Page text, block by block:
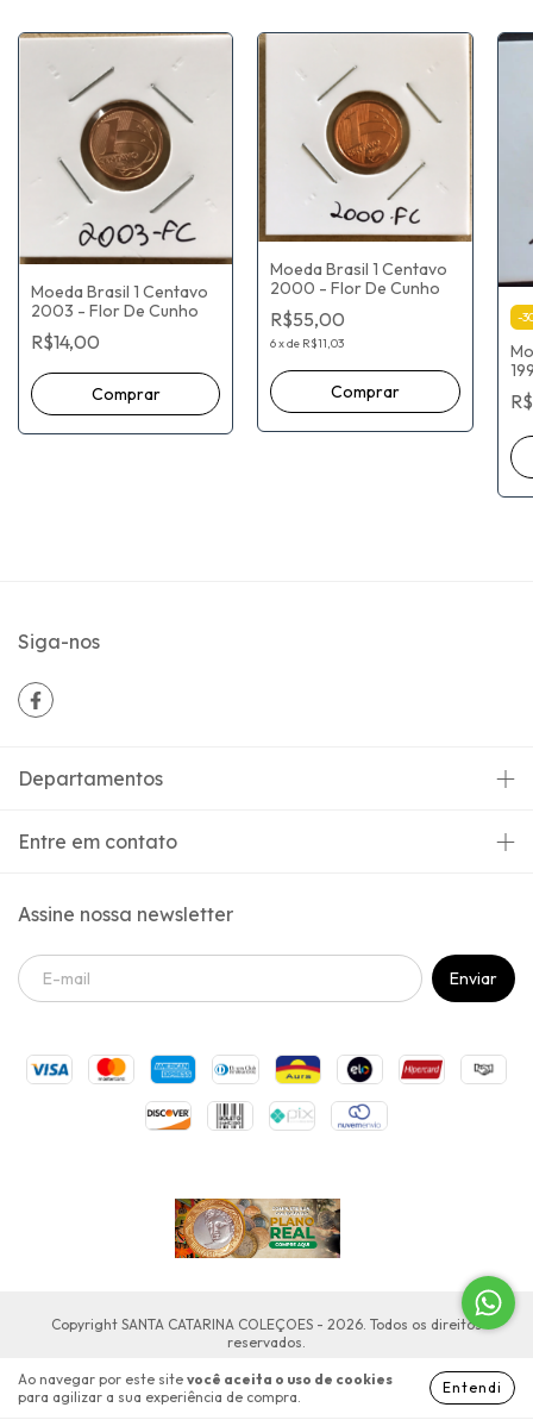
Ao navegar por este site você aceita o uso de cookies
para agilizar a sua experiência de compra.
Entendi
Moeda Brasil 1 Centavo
2003 - Flor De Cunho
R$14,00
Moeda Brasil 1 Centavo
2000 - Flor De Cunho
R$55,00
6xde R$11,03
-
Siga-nos
Departamentos
Entre em contato
Assine nossa newsletter
Copyright SANTA CATARINA COLEÇOES - 2026. Todos os direitos
reservados.